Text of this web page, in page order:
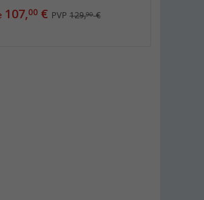
107,00 € PVP129,90€
24, €
29,99 €